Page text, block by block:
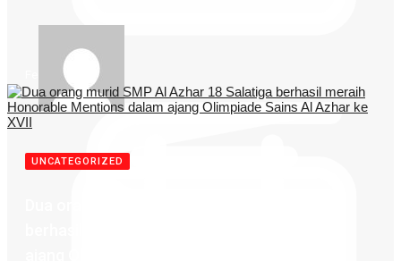
Feb 10, 2025
Byadmin
UNCATEGORIZED